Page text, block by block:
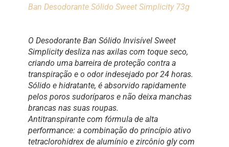
Ban Desodorante Sólido Sweet Simplicity 73g
O Desodorante Ban Sólido Invisível Sweet
Simplicity desliza nas axilas com toque seco,
criando uma barreira de proteção contra a
transpiração e o odor indesejado por 24 horas.
Sólido e hidratante, é absorvido rapidamente
pelos poros sudoríparos e não deixa manchas
brancas nas suas roupas.
Antitranspirante com fórmula de alta
performance: a combinação do princípio ativo
tetraclorohidrex de alumínio e zircônio gly com